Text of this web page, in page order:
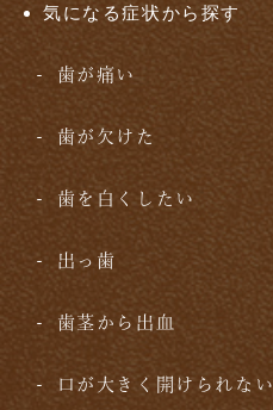
気になる症状から探す
歯が痛い
歯が欠けた
歯を白くしたい
出っ歯
歯茎から出血
口が大きく開けられない